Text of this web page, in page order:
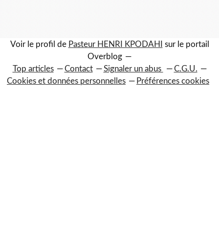
Voir le profil de Pasteur HENRI KPODAHI
sur le portail
Overblog
Top articles
Contact Signaler un abus
C.G.U.
Cookies et données personnelles
Préférences cookies